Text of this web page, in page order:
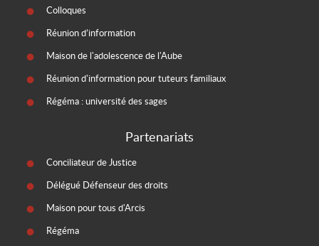
Colloques
Réunion d’information
Maison de l'adolescence de l'Aube
Réunion d'information pour tuteurs familiaux
Régéma : université des sages
Partenariats
Conciliateur de Justice
Délégué Défenseur des droits
Maison pour tous d'Arcis
Régéma